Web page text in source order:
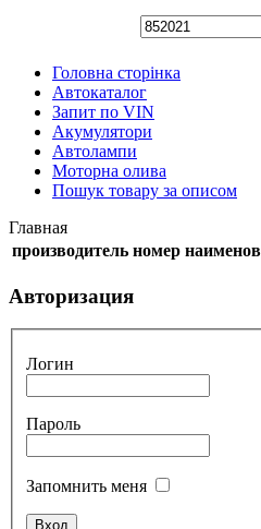
Головна сторінка
Автокаталог
Запит по VIN
Акумулятори
Автолампи
Моторна олива
Пошук товару за описом
Главная
производитель номер
Авторизация
Логин
Пароль
Запомнить меня